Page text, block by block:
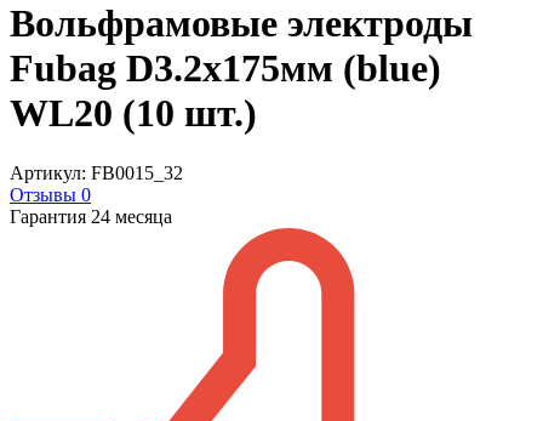
Вольфрамовые электроды
Fubag D3.2x175мм (blue)
WL20 (10 шт.)
Артикул: FB0015_32
Отзывы 0
Гарантия 24 месяца